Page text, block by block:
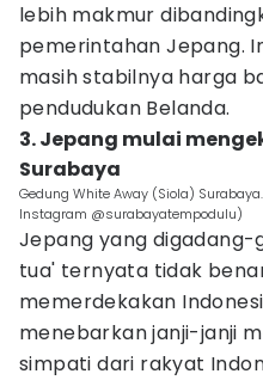
lebih makmur
pemerintahan Jepang.
masih stabilnya harga
pendudukan Belanda.
3. Jepang mulai
Surabaya
Gedung White Away (Siola)
Instagram @surabayatempodulu)
Jepang yang digadang-
tua' ternyata tidak
memerdekakan
menebarkan janji-janji
simpati dari rakyat